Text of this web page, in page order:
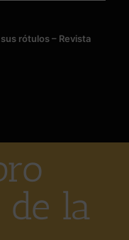
rótulos – Revista
la